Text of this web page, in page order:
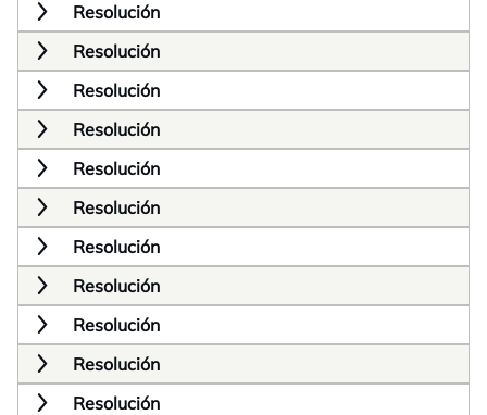
Resolución
Resolución
Resolución
Resolución
Resolución
Resolución
Resolución
Resolución
Resolución
Resolución
Resolución